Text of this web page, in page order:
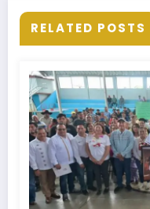
RELATED POSTS